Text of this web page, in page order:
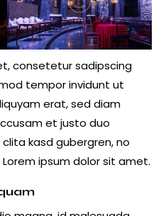
consetetur sadipscing
tempor invidunt ut
erat, sed diam
et justo duo
kasd gubergren, no
ipsum dolor sit amet.